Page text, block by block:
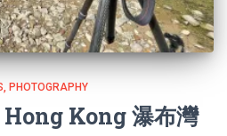
PHOTOGRAPHY
Kong 瀑布灣